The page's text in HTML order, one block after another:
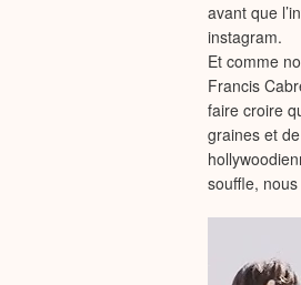
avant que
instagram.
Et comme
Francis
faire croire
graines et
souffle,